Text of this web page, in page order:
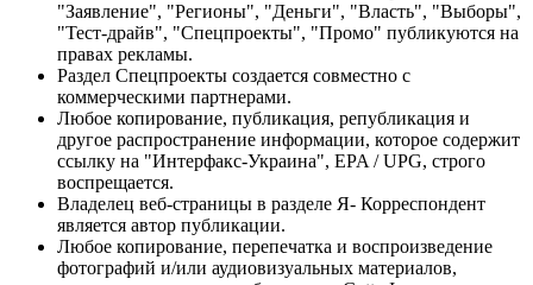
"Заявление", "Регионы", "Деньги", "Власть", "Выборы",
"Тест-драйв", "Спецпроекты", "Промо" публикуются на
правах рекламы.
Раздел Спецпроекты создается совместно с
коммерческими партнерами.
Любое копирование, публикация, републикация и
другое распространение информации, которое содержит
ссылку на "Интерфакс-Украина", EPA / UPG, строго
воспрещается.
Владелец веб-страницы в разделе Я- Корреспондент
является автор публикации.
Любое копирование, перепечатка и воспроизведение
фотографий и/или аудиовизуальных материалов,